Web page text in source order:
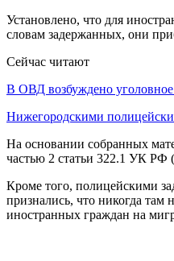
Установлено, что для
словам задержанных, они
Сейчас читают
В ОВД возбуждено
Нижегородскими
На основании собранных
частью 2 статьи 322.1 УК РФ
Кроме того, полицейскими
признались, что никогда там
иностранных граждан на